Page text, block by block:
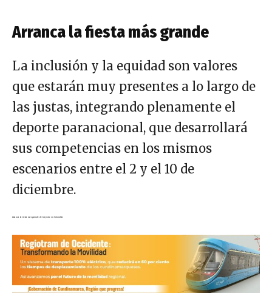
Arranca la fiesta más grande
La inclusión y la equidad son valores
que estarán muy presentes a lo largo de
las justas, integrando plenamente el
deporte paranacional, que desarrollará
sus competencias en los mismos
escenarios entre el 2 y el 10 de
diciembre.
Arranca la fiesta más grande del deporte en Colombia